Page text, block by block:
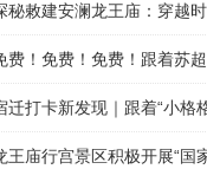
秘敕建安澜龙王庙：穿越
费！免费！免费！跟着苏
迁打卡新发现｜跟着“小格
王庙行宫景区积极开展“国